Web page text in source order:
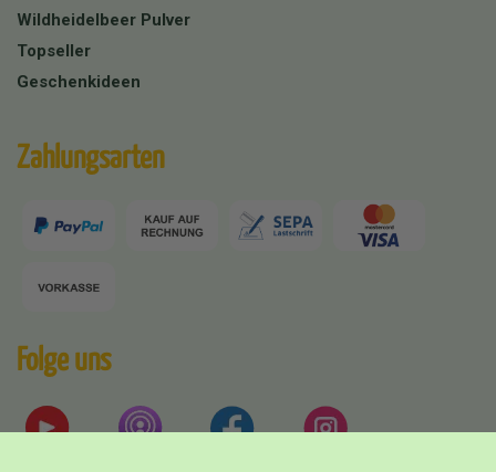
Wildheidelbeer Pulver
Topseller
Geschenkideen
Zahlungsarten
Folge uns